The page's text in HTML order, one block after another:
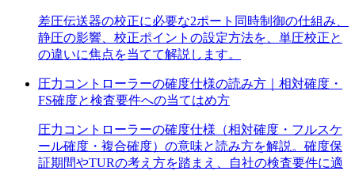
差圧伝送器の校正に必要な2ポート同時制御の仕組み、
静圧の影響、校正ポイントの設定方法を、単圧校正と
の違いに焦点を当てて解説します。
圧力コントローラーの確度仕様の読み方｜相対確度・
FS確度と検査要件への当てはめ方
圧力コントローラーの確度仕様（相対確度・フルスケ
ール確度・複合確度）の意味と読み方を解説。確度保
証期間やTURの考え方を踏まえ、自社の検査要件に適